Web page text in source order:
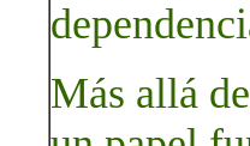
Más allá